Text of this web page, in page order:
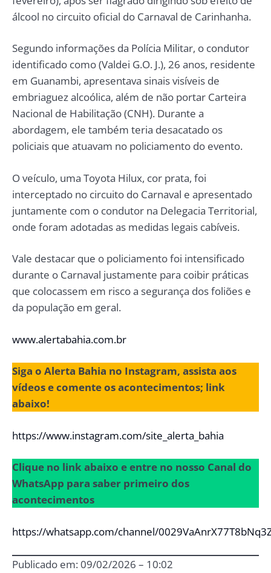
álcool no circuito oficial do Carnaval de Carinhanha.
Segundo informações da Polícia Militar, o condutor
identificado como (Valdei G.O. J.), 26 anos, residente
em Guanambi, apresentava sinais visíveis de
embriaguez alcoólica, além de não portar Carteira
Nacional de Habilitação (CNH). Durante a
abordagem, ele também teria desacatado os
policiais que atuavam no policiamento do evento.
O veículo, uma Toyota Hilux, cor prata, foi
interceptado no circuito do Carnaval e apresentado
juntamente com o condutor na Delegacia Territorial,
onde foram adotadas as medidas legais cabíveis.
Vale destacar que o policiamento foi intensificado
durante o Carnaval justamente para coibir práticas
que colocassem em risco a segurança dos foliões e
da população em geral.
www.alertabahia.com.br
Siga o Alerta Bahia no Instagram, assista aos
vídeos e comente os acontecimentos; link
abaixo!
https://www.instagram.com/site_alerta_bahia
Clique no link abaixo e entre no nosso Canal do
WhatsApp para saber primeiro dos
acontecimentos
https://whatsapp.com/channel/
Publicado em: 09/02/2026 – 10:02